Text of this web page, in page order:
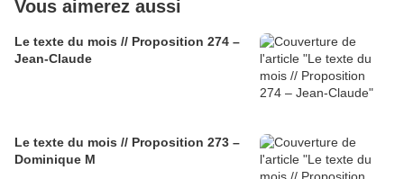
Vous aimerez aussi
Le texte du mois // Proposition 274 –
Jean-Claude
Le texte du mois // Proposition 273 –
Dominique M